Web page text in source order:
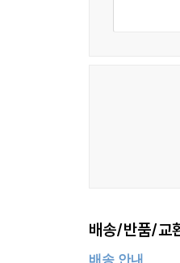
배송/반품/교
배송 안내